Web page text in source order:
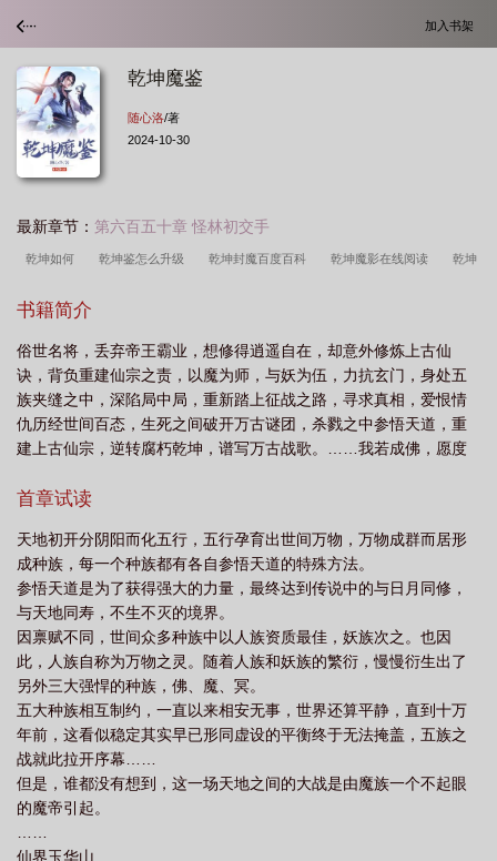
加入书架
乾坤魔鉴
随心洛/著
2024-10-30
最新章节： 第六百五十章 怪林初交手
乾坤如何 乾坤鉴怎么升级 乾坤封魔百度百科 乾坤魔影在线阅读 乾坤
坤洞主自称血魔
思 乾坤古魔 淫魔乾坤 乾坤魔鉴 随心洛 乾坤魔神 乾坤镇魔什么意
思 乾坤剑百科 乾坤莫测是什么意思 乾坤莫测 乾坤神魔传 乾坤魔
影 乾坤伏魔录 乾坤收魔掌图片 乾坤魔神属于什么档次 乾坤摩弄的正确
解释 乾坤老祖百科 乾坤魔尊 乾坤pve 魔易乾坤 乾坤魔祖 乾坤
书籍简介
俗世名将，丢弃帝王霸业，想修得逍遥自在，却意外修炼上古仙
诀，背负重建仙宗之责，以魔为师，与妖为伍，力抗玄门，身处五
族夹缝之中，深陷局中局，重新踏上征战之路，寻求真相，爱恨情
仇历经世间百态，生死之间破开万古谜团，杀戮之中参悟天道，重
建上古仙宗，逆转腐朽乾坤，谱写万古战歌。……我若成佛，愿度
首章试读
天地初开分阴阳而化五行，五行孕育出世间万物，万物成群而居形
成种族，每一个种族都有各自参悟天道的特殊方法。
参悟天道是为了获得强大的力量，最终达到传说中的与日月同修，
与天地同寿，不生不灭的境界。
因禀赋不同，世间众多种族中以人族资质最佳，妖族次之。也因
此，人族自称为万物之灵。随着人族和妖族的繁衍，慢慢衍生出了
另外三大强悍的种族，佛、魔、冥。
五大种族相互制约，一直以来相安无事，世界还算平静，直到十万
年前，这看似稳定其实早已形同虚设的平衡终于无法掩盖，五族之
战就此拉开序幕……
但是，谁都没有想到，这一场天地之间的大战是由魔族一个不起眼
的魔帝引起。
仙界玉华山